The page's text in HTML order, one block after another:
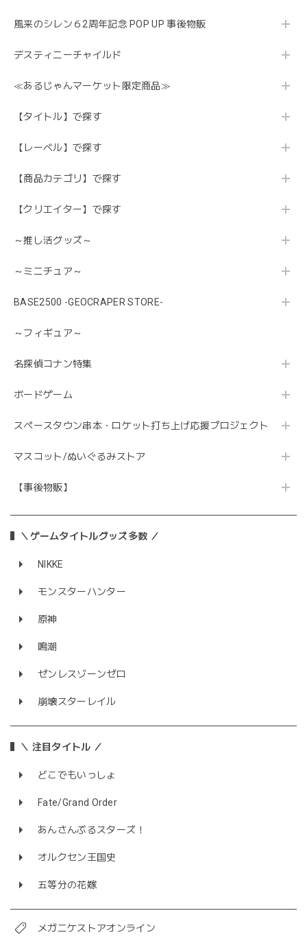
風来のシレン６2周年記念 POP UP 事後物販
デスティニーチャイルド
≪あるじゃんマーケット限定商品≫
【タイトル】で探す
【レーベル】で探す
【商品カテゴリ】で探す
【クリエイター】で探す
～推し活グッズ～
～ミニチュア～
BASE2500 -GEOCRAPER STORE-
～フィギュア～
名探偵コナン特集
ボードゲーム
スペースタウン串本・ロケット打ち上げ応援プロジェクト
マスコット/ぬいぐるみストア
【事後物販】
＼ゲームタイトルグッズ多数 ／
NIKKE
モンスターハンター
原神
鳴潮
ゼンレスゾーンゼロ
崩壊スターレイル
＼ 注目タイトル ／
どこでもいっしょ
Fate/Grand Order
あんさんぶるスターズ！
オルクセン王国史
五等分の花嫁
メガニケストアオンライン